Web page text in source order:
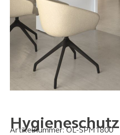
Artikelnummer:OL-SPM1800